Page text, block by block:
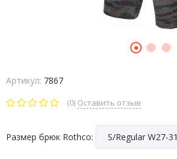
Артикул: 7867
(0) Оставить отзыв
Размер брюк Rothco: